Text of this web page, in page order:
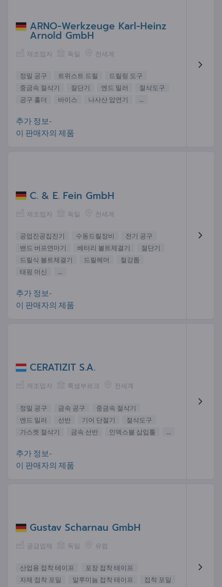
ARNO-Werkzeuge Karl-Heinz
Arnold GmbH
제조업자 독일 전세계
정밀 공구 트위스트 드릴
드릴링 도구
중금속 절삭기
절단기 엔드 밀러
절삭도구
공구 홀더
바이스 나사산 압연기 ...
추가 정보-
이 판매자의 제품
C. & E. Fein GmbH
제조업자 독일 전세계
공업진공집진기 수동드릴장비
전기 공구
밴드 버프연마기
베터리 볼트체결기
절단기
드릴식 볼트체결기
드릴헤머
철강톱
태핑 머신
...
추가 정보-
이 판매자의 제품
CERATIZIT S.A.
제조업자 룩셈부르크 전세계
정밀 공구 금속 공구
중금속 절삭기
엔드 밀러
선반 기어 단절기
절삭도구
가스켓 절삭기
금속 선반 인덱스블 삽입툴 ...
추가 정보-
이 판매자의 제품
Gustav Scharnau GmbH
공급업체 독일 유럽
산업용 접착 테이프
포장 접착 테이프
자체 접착 포일
알루미늄 접착 테이프
접착 포일